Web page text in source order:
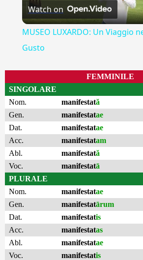
Watch on
MUSEO LUXARDO: Un Viaggio
Gusto
FEMMINILE
SINGOLARE
Nom.
manifestată
Gen.
manifestatae
Dat.
manifestatae
Acc.
manifestatam
Abl.
manifestată
Voc.
manifestatā
PLURALE
Nom.
manifestatae
Gen.
manifestatārum
Dat.
manifestatis
Acc.
manifestatas
Abl.
manifestatae
Voc.
manifestatis